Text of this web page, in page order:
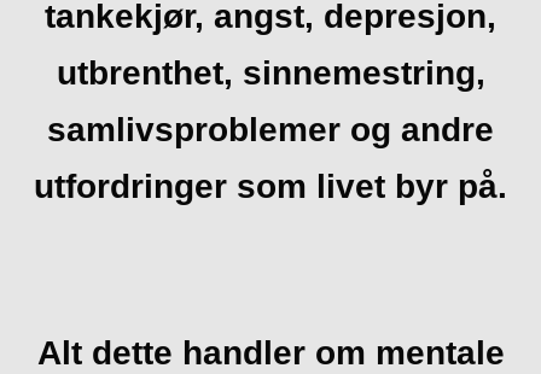
tankekjør, angst, depresjon,
utbrenthet, sinnemestring,
samlivsproblemer og andre
utfordringer som livet byr på.
Alt dette handler om mentale